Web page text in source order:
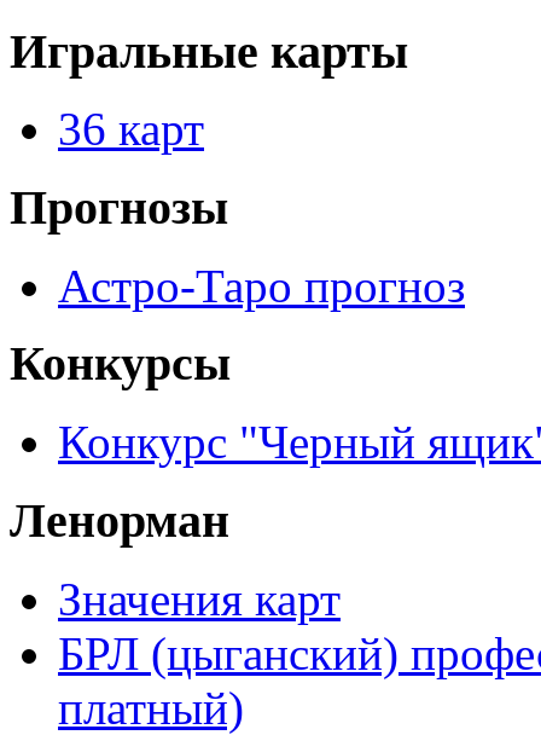
Игральные карты
36 карт
Прогнозы
Астро-Таро прогноз
Конкурсы
Конкурс "Черный
Ленорман
Значения карт
БРЛ (цыганский)
платный)